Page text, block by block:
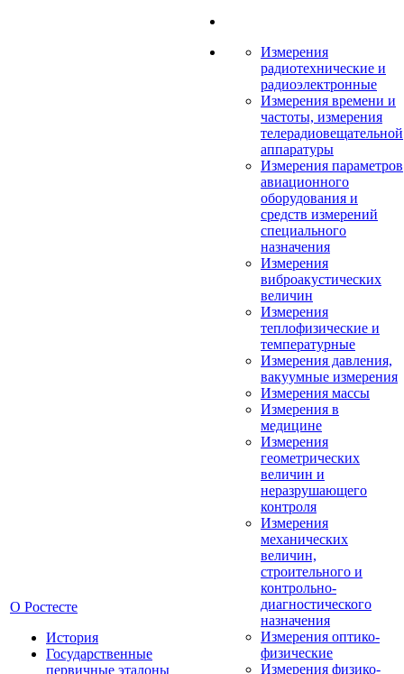
О Ростесте
История
Государственные
первичные эталоны
Измерения
радиотехнические и
радиоэлектронные
Измерения времени и
частоты, измерения
телерадиовещательной
аппаратуры
Измерения параметров
авиационного
оборудования и
средств измерений
специального
назначения
Измерения
виброакустических
величин
Измерения
теплофизические и
температурные
Измерения давления,
вакуумные измерения
Измерения массы
Измерения в
медицине
Измерения
геометрических
величин и
неразрушающего
контроля
Измерения
механических
величин,
строительного и
контрольно-
диагностического
назначения
Измерения оптико-
физические
Измерения физико-